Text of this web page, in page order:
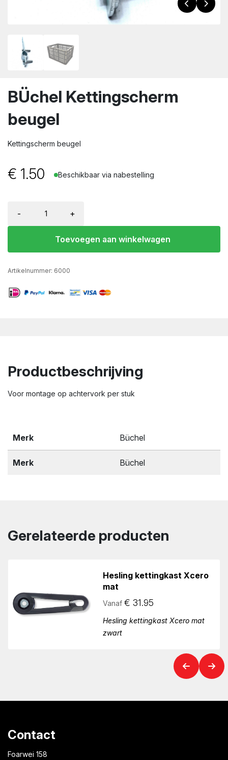
BÜchel Kettingscherm
beugel
Kettingscherm beugel
€ 1.50 Beschikbaar via nabestelling
- +
Toevoegen aan winkelwagen
Artikelnummer: 6000
Productbeschrijving
Voor montage op achtervork per stuk
Merk Büchel
Merk Büchel
Gerelateerde producten
Hesling kettingkast Xcero
mat
Vanaf € 31.95
Hesling kettingkast Xcero mat
zwart
Contact
Foarwei 158